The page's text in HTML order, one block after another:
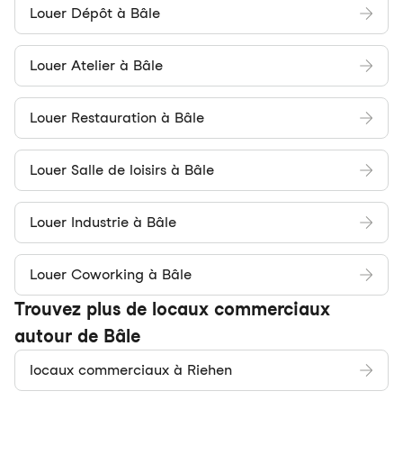
Louer Dépôt à Bâle
Louer Atelier à Bâle
Louer Restauration à Bâle
Louer Salle de loisirs à Bâle
Louer Industrie à Bâle
Louer Coworking à Bâle
Trouvez plus de locaux commerciaux
autour de Bâle
locaux commerciaux à Riehen